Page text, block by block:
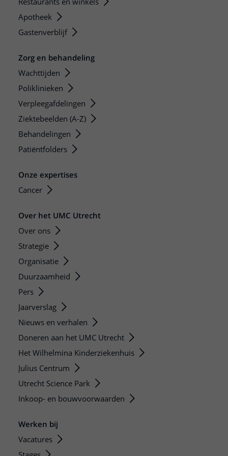
Apotheek
Gastenverblijf
Zorg en behandeling
Wachttijden
Poliklinieken
Verpleegafdelingen
Ziektebeelden (A-Z)
Behandelingen
Patiëntfolders
Onze expertises
Cancer
Over het UMC Utrecht
Over ons
Strategie
Organisatie
Duurzaamheid
Pers
Jaarverslag
Nieuws en verhalen
Doneren aan het UMC Utrecht
Het Wilhelmina Kinderziekenhuis
Julius Centrum
Utrecht Science Park
Inkoop- en bouwvoorwaarden
Werken bij
Vacatures